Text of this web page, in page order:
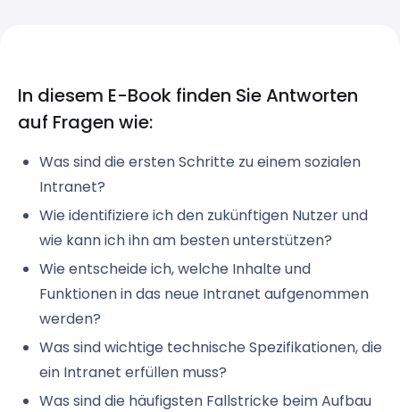
In diesem E-Book finden Sie Antworten
auf Fragen wie:
Was sind die ersten Schritte zu einem sozialen
Intranet?
Wie identifiziere ich den zukünftigen Nutzer und
wie kann ich ihn am besten unterstützen?
Wie entscheide ich, welche Inhalte und
Funktionen in das neue Intranet aufgenommen
werden?
Was sind wichtige technische Spezifikationen, die
ein Intranet erfüllen muss?
Was sind die häufigsten Fallstricke beim Aufbau